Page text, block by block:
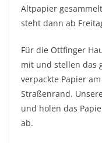
Altpapier
steht dann ab
Für die Ottfinger
mit und stellen das
verpackte Papier
Straßenrand.
und holen das
ab.